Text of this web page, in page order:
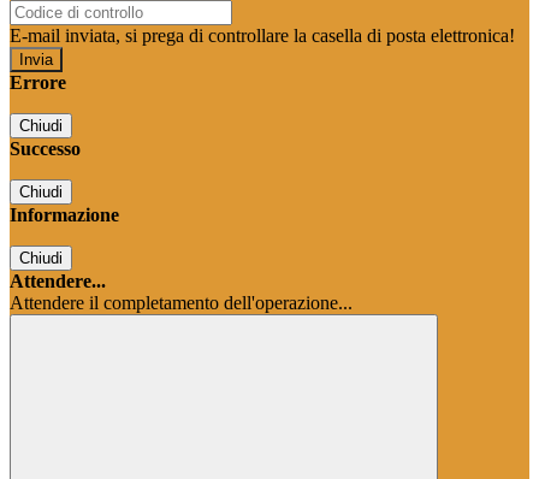
E-mail inviata, si prega di controllare la casella di posta elettronica!
Errore
Chiudi
Successo
Chiudi
Informazione
Chiudi
Attendere...
Attendere il completamento dell'operazione...